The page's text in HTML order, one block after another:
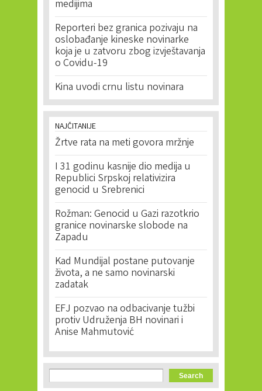
medijima
Reporteri bez granica pozivaju na
oslobađanje kineske novinarke
koja je u zatvoru zbog izvještavanja
o Covidu-19
Kina uvodi crnu listu novinara
NAJČITANIJE
Žrtve rata na meti govora mržnje
I 31 godinu kasnije dio medija u
Republici Srpskoj relativizira
genocid u Srebrenici
Rožman: Genocid u Gazi razotkrio
granice novinarske slobode na
Zapadu
Kad Mundijal postane putovanje
života, a ne samo novinarski
zadatak
EFJ pozvao na odbacivanje tužbi
protiv Udruženja BH novinari i
Anise Mahmutović
Search form
Search